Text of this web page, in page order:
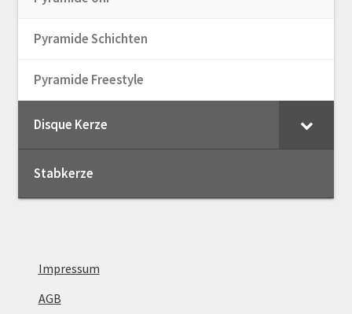
Pyramide Schichten
Pyramide Freestyle
Disque Kerze
Stabkerze
Impressum
AGB